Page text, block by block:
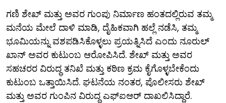
ಗಣಿ ಶೇಖ್ ಮತ್ತು ಅವರ ಗುಂಪು ನಿರ್ಮಾಣ ಹಂತದಲ್ಲಿರುವ ತಮ್ಮ
ಮನೆಯ ಮೇಲೆ ದಾಳಿ ಮಾಡಿ, ದೈಹಿಕವಾಗಿ ಹಲ್ಲೆ ನಡೆಸಿ, ತಮ್ಮ
ಭೂಮಿಯನ್ನು ವಶಪಡಿಸಿಕೊಳ್ಳಲು ಪ್ರಯತ್ನಿಸಿದೆ ಎಂದು ನೂರುಲ್
ಖಾನ್ ಅವರ ಕುಟುಂಬ ಆರೋಪಿಸಿದೆ. ಶೇಖ್ ಮತ್ತು ಅವರ
ಸಹಚರರ ವಿರುದ್ಧ ತನಿಖೆ ಮತ್ತು ಕಠಿಣ ಕ್ರಮ ಕೈಗೊಳ್ಳಬೇಕೆಂದು
ಕುಟುಂಬ ಒತ್ತಾಯಿಸಿದೆ. ಘಟನೆಯ ನಂತರ, ಪೊಲೀಸರು ಶೇಖ್
ಮತ್ತು ಅವರ ಗುಂಪಿನ ವಿರುದ್ಧ ಎಫ್‌ಐಆರ್ ದಾಖಲಿಸಿದ್ದಾರೆ.